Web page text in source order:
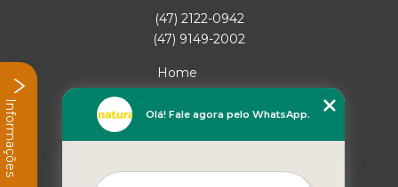
(47) 2122-0942
(47) 9149-2002
Home
Empresa
Missão
Mapa do site
Olá! Fale agora pelo WhatsApp.
Informações